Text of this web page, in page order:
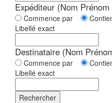
Expéditeur (Nom
Commence par
Libellé exact
Destinataire (Nom
Commence par
Libellé exact
Rechercher